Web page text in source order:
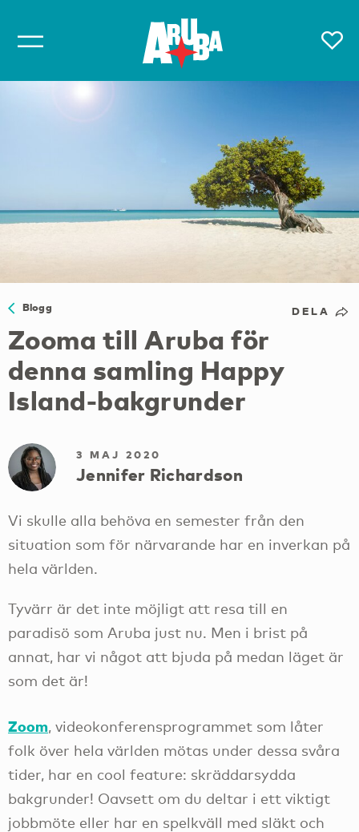
Blogg DELA
Zooma till Aruba för
denna samling Happy
Island-bakgrunder
3 MAJ 2020
Jennifer Richardson
Vi skulle alla behöva en semester från den
situation som för närvarande har en inverkan på
hela världen.
Tyvärr är det inte möjligt att resa till en
paradisö som Aruba just nu. Men i brist på
annat, har vi något att bjuda på medan läget är
som det är!
Zoom, videokonferensprogrammet som låter
folk över hela världen mötas under dessa svåra
tider, har en cool feature: skräddarsydda
bakgrunder! Oavsett om du deltar i ett viktigt
jobbmöte eller har en spelkväll med släkt och